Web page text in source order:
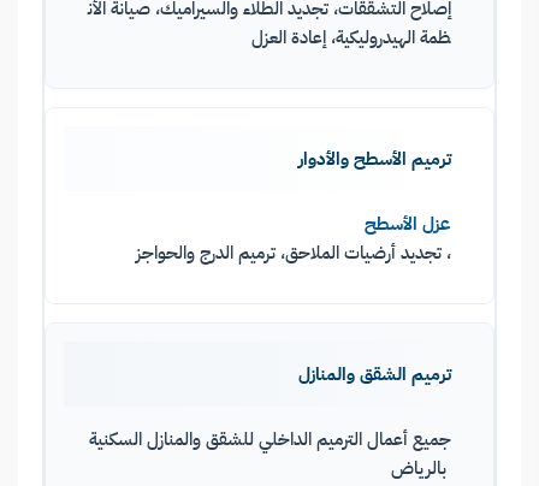
إصلاح التشققات، تجديد الطلاء والسيراميك، صيانة الأن
ظمة الهيدروليكية، إعادة العزل
ترميم الأسطح والأدوار
عزل الأسطح
، تجديد أرضيات الملاحق، ترميم الدرج والحواجز
ترميم الشقق والمنازل
جميع أعمال الترميم الداخلي للشقق والمنازل السكنية
بالرياض